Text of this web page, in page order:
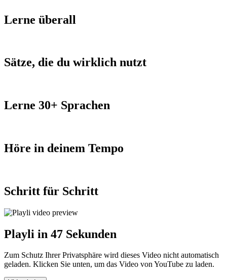
Lerne überall
Sätze, die du wirklich nutzt
Lerne 30+ Sprachen
Höre in deinem Tempo
Schritt für Schritt
Playli in 47 Sekunden
Zum Schutz Ihrer Privatsphäre wird dieses Video nicht automatisch
geladen. Klicken Sie unten, um das Video von YouTube zu laden.